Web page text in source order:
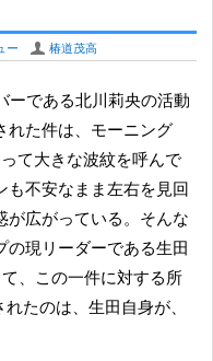
ー U 椿道茂高
れた件は、モーニング
って大きな波紋を呼んで
も不安なまま左右を見回
が広がっている。そんな
の現リーダーである生田
、この一件に対する所
たのは、生田自身が、